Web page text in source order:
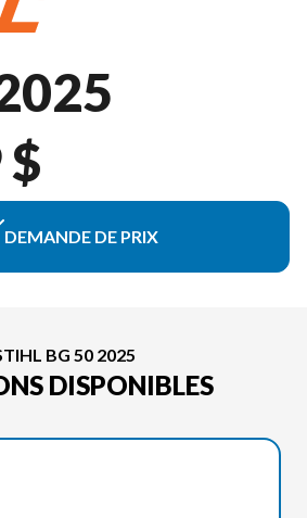
DEMANDE DE PRIX
BG 50 2025
DISPONIBLES